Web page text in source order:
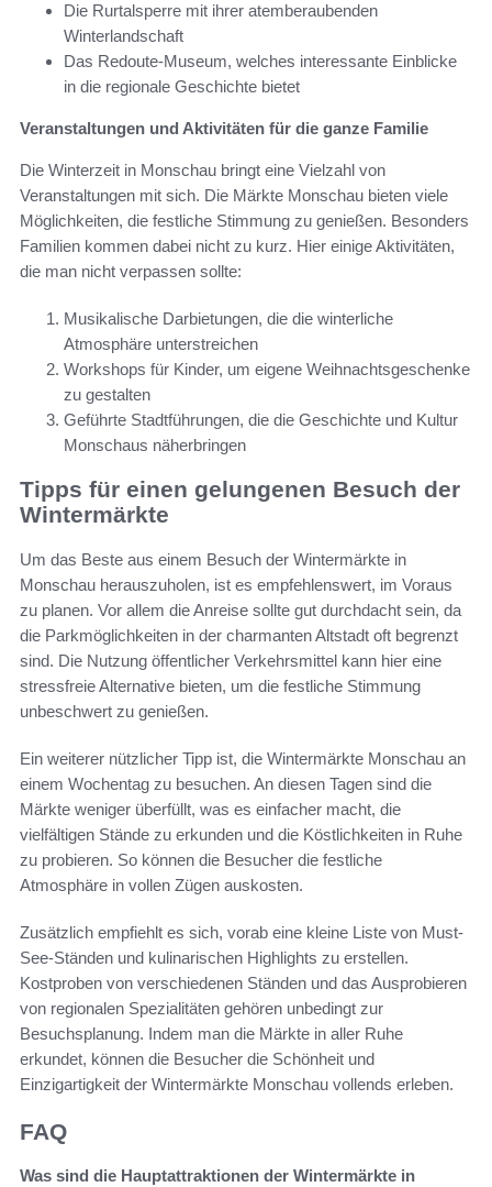
Die Rurtalsperre mit ihrer atemberaubenden
Winterlandschaft
Das Redoute-Museum, welches interessante Einblicke
in die regionale Geschichte bietet
Veranstaltungen und Aktivitäten für die ganze Familie
Die Winterzeit in Monschau bringt eine Vielzahl von
Veranstaltungen mit sich. Die Märkte Monschau bieten viele
Möglichkeiten, die festliche Stimmung zu genießen. Besonders
Familien kommen dabei nicht zu kurz. Hier einige Aktivitäten,
die man nicht verpassen sollte:
Musikalische Darbietungen, die die winterliche
Atmosphäre unterstreichen
Workshops für Kinder, um eigene Weihnachtsgeschenke
zu gestalten
Geführte Stadtführungen, die die Geschichte und Kultur
Monschaus näherbringen
Tipps für einen gelungenen Besuch der
Wintermärkte
Um das Beste aus einem Besuch der Wintermärkte in
Monschau herauszuholen, ist es empfehlenswert, im Voraus
zu planen. Vor allem die Anreise sollte gut durchdacht sein, da
die Parkmöglichkeiten in der charmanten Altstadt oft begrenzt
sind. Die Nutzung öffentlicher Verkehrsmittel kann hier eine
stressfreie Alternative bieten, um die festliche Stimmung
unbeschwert zu genießen.
Ein weiterer nützlicher Tipp ist, die Wintermärkte Monschau an
einem Wochentag zu besuchen. An diesen Tagen sind die
Märkte weniger überfüllt, was es einfacher macht, die
vielfältigen Stände zu erkunden und die Köstlichkeiten in Ruhe
zu probieren. So können die Besucher die festliche
Atmosphäre in vollen Zügen auskosten.
Zusätzlich empfiehlt es sich, vorab eine kleine Liste von Must-
See-Ständen und kulinarischen Highlights zu erstellen.
Kostproben von verschiedenen Ständen und das Ausprobieren
von regionalen Spezialitäten gehören unbedingt zur
Besuchsplanung. Indem man die Märkte in aller Ruhe
erkundet, können die Besucher die Schönheit und
Einzigartigkeit der Wintermärkte Monschau vollends erleben.
FAQ
Was sind die Hauptattraktionen der Wintermärkte in